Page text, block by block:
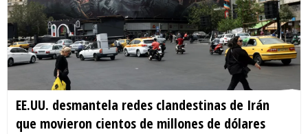
EE.UU. desmantela redes clandestinas de Irán
que movieron cientos de millones de dólares